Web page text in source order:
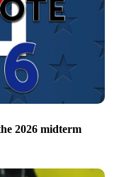
2026 midterm